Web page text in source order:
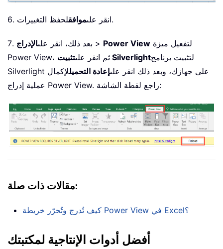
6. انقر علىموافق لحفظ التغييرات.
7. بعد ذلك، انقر علىالإدراج > Power View
Power View، ثم انقر على تثبيت Silverlightلتثبيت برنامج
Silverlight على جهازك، وبعد ذلك انقر علىإعادة التحميللإكمال
عملية إدراج Power View. راجع لقطة الشاشة:
مقالات ذات صلة:
كيف تُدرج وتُحرّر خريطة Power View في Excel؟
أفضل أدوات الإنتاجية لمكتبتك